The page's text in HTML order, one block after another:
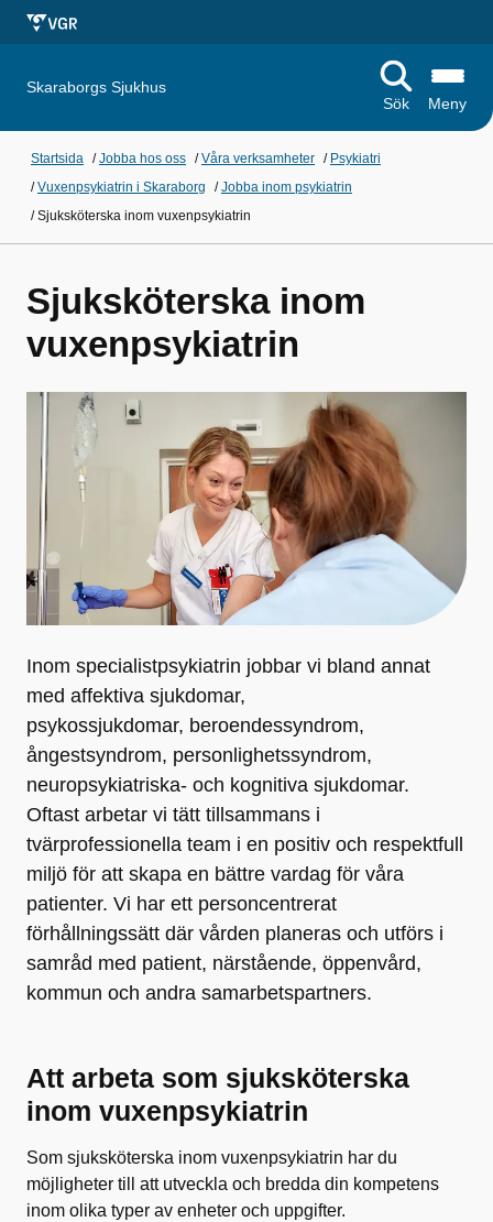
Skaraborgs Sjukhus
Sök
Meny
Startsida /Jobba hos oss /Våra verksamheter / Psykiatri
/Vuxenpsykiatrin i Skaraborg /Jobba inom psykiatrin
/Sjuksköterska inom vuxenpsykiatrin
Sjuksköterska inom
vuxenpsykiatrin
Inom specialistpsykiatrin jobbar vi bland annat
med affektiva sjukdomar,
psykossjukdomar, beroendessyndrom,
ångestsyndrom, personlighetssyndrom,
neuropsykiatriska- och kognitiva sjukdomar.
Oftast arbetar vi tätt tillsammans i
tvärprofessionella team i en positiv och respektfull
miljö för att skapa en bättre vardag för våra
patienter. Vi har ett personcentrerat
förhållningssätt där vården planeras och utförs i
samråd med patient, närstående, öppenvård,
kommun och andra samarbetspartners.
Att arbeta som sjuksköterska
inom vuxenpsykiatrin
Som sjuksköterska inom vuxenpsykiatrin har du
möjligheter till att utveckla och bredda din kompetens
inom olika typer av enheter och uppgifter.